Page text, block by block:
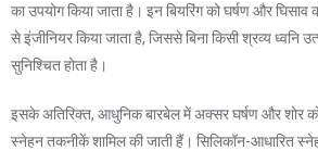
का उपयोग किया जाता है। इन बियरिंग को घर्षण और
से इंजीनियर किया जाता है, जिससे बिना किसी श्रव्य ध्वनि
सुनिश्चित होता है।
इसके अतिरिक्त, आधुनिक बारबेल में अक्सर घर्षण और शोर
स्नेहन तकनीकें शामिल की जाती हैं। सिलिकॉन-आधारित